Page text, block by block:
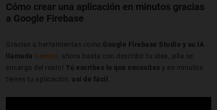
Cómo crear una aplicación en minutos gracias
a Google Firebase
Gracias a herramientas como Google Firebase Studio y su IA
llamada Gemini
ahora basta con describir tu idea, ¡ella se
encarga del resto! Tú escribes lo que necesites y en minutos
tienes tu aplicación, así de fácil.